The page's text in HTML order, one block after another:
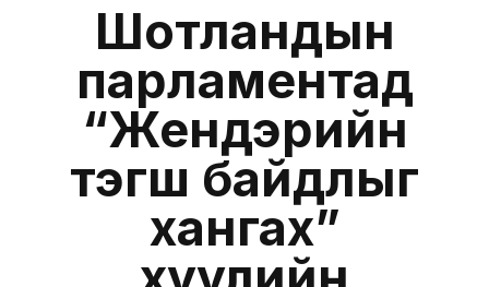
Шотландын
парламентад
“Жендэрийн
тэгш байдлыг
хангах”